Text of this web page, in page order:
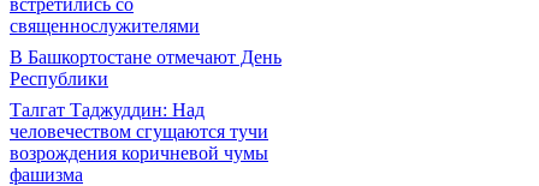
встретились со
священнослужителями
В Башкортостане отмечают День
Республики
Талгат Таджуддин: Над
человечеством сгущаются тучи
возрождения коричневой чумы
фашизма